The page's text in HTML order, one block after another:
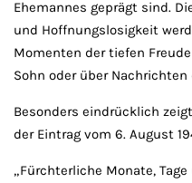
Ehemannes geprägt sind.
und Hoffnungslosigkeit
Momenten der tiefen
Sohn oder über
Besonders eindrücklich
der Eintrag vom 6. August
„Fürchterliche Monate,